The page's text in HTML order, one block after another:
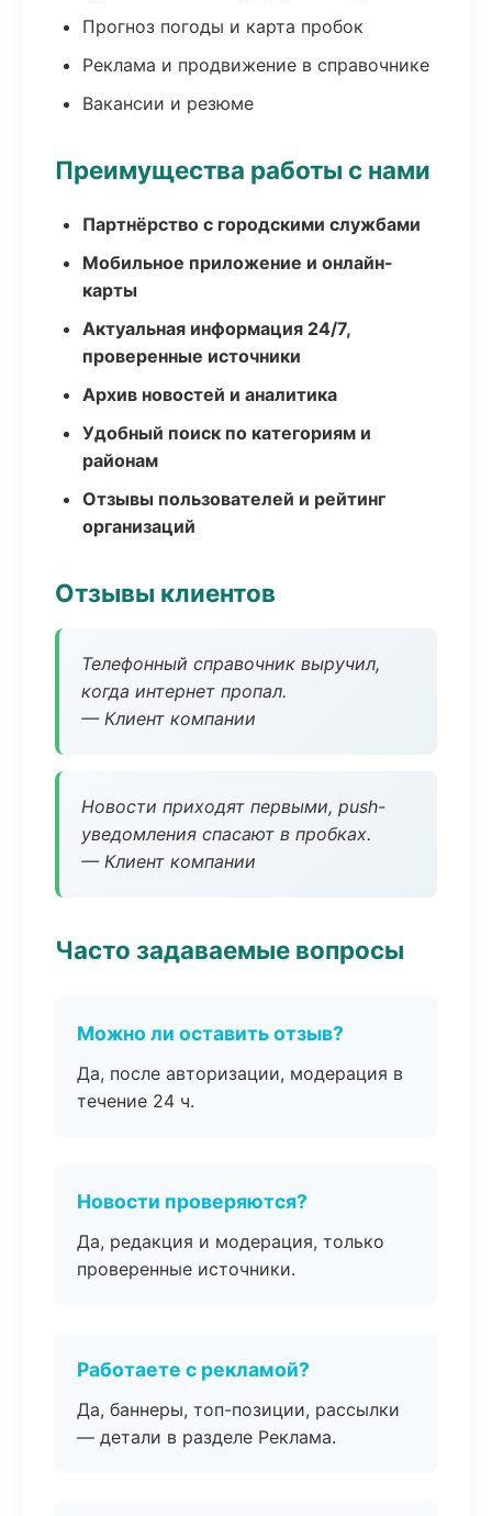
Прогноз погоды и карта пробок
Реклама и продвижение в справочнике
Вакансии и резюме
Преимущества работы с нами
Партнёрство с городскими службами
Мобильное приложение и онлайн-
карты
Актуальная информация 24/7,
проверенные источники
Архив новостей и аналитика
Удобный поиск по категориям и
районам
Отзывы пользователей и рейтинг
организаций
Отзывы клиентов
Телефонный справочник выручил,
когда интернет пропал.
— Клиент компании
Новости приходят первыми, push-
уведомления спасают в пробках.
— Клиент компании
Часто задаваемые вопросы
Можно ли оставить отзыв?
Да, после авторизации, модерация в
течение 24 ч.
Новости проверяются?
Да, редакция и модерация, только
проверенные источники.
Работаете с рекламой?
Да, баннеры, топ-позиции, рассылки
— детали в разделе Реклама.